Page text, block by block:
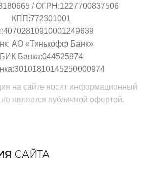
/ ОГРН:1227700837506
КПП:772301001
АО «Тинькофф Банк»
БИК Банка:044525974
на сайте носит информационный
является публичной офертой.
САЙТА